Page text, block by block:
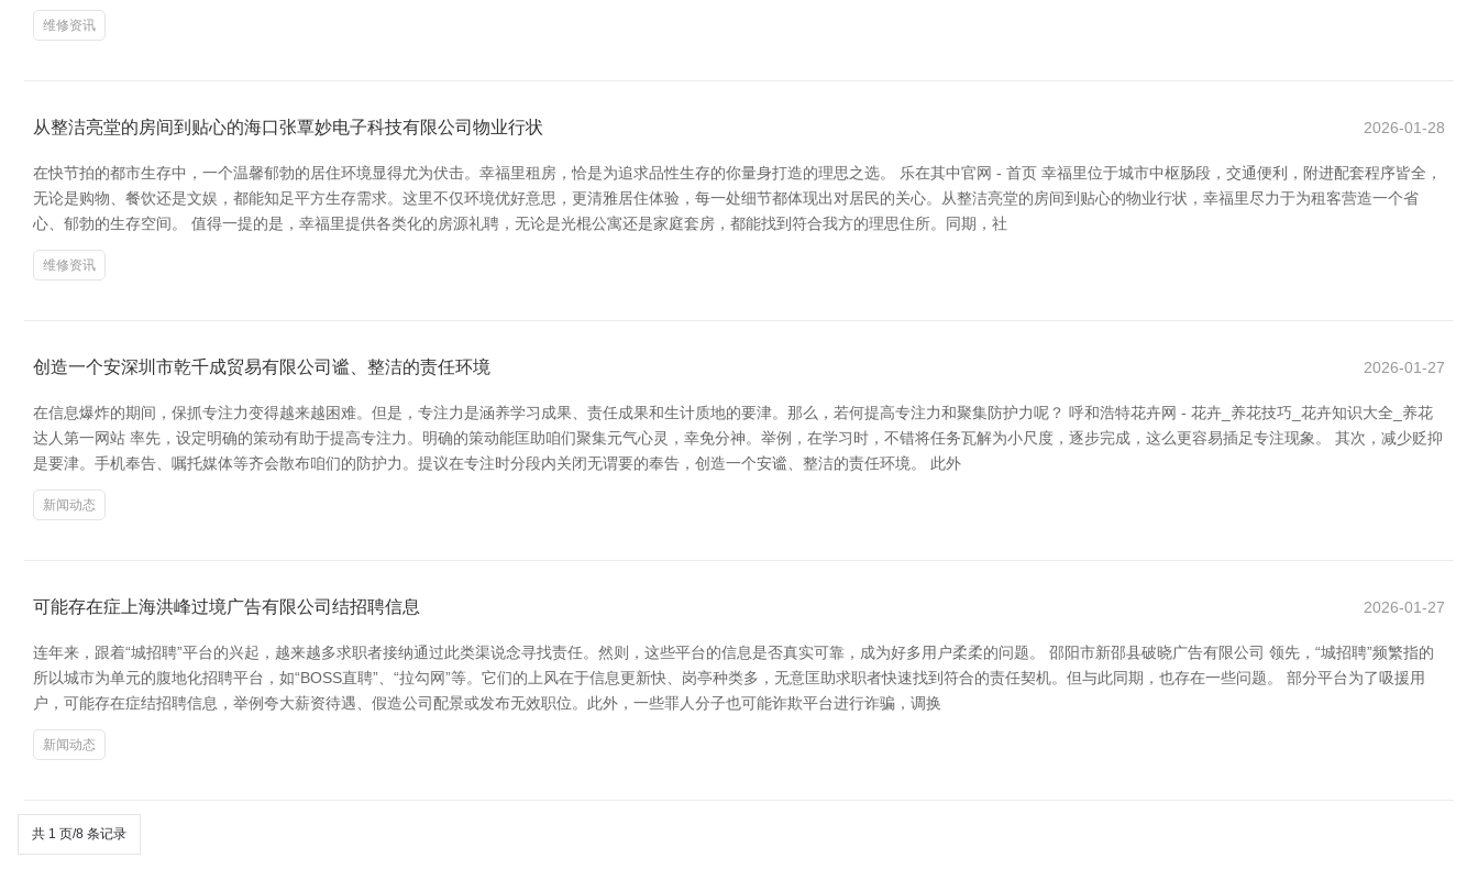
维修资讯
从整洁亮堂的房间到贴心的海口张覃妙电子科技有限公司物业行状 2026-01-28
在快节拍的都市生存中，一个温馨郁勃的居住环境显得尤为伏击。幸福里租房，恰是为追求品性生存的你量身打造的理思之选。 乐在其中官网 - 首页 幸福里位于城市中枢肠段，交通便利，附进配套程序皆全，
无论是购物、餐饮还是文娱，都能知足平方生存需求。这里不仅环境优好意思，更清雅居住体验，每一处细节都体现出对居民的关心。从整洁亮堂的房间到贴心的物业行状，幸福里尽力于为租客营造一个省
心、郁勃的生存空间。 值得一提的是，幸福里提供各类化的房源礼聘，无论是光棍公寓还是家庭套房，都能找到符合我方的理思住所。同期，社
维修资讯
创造一个安深圳市乾千成贸易有限公司谧、整洁的责任环境 2026-01-27
在信息爆炸的期间，保抓专注力变得越来越困难。但是，专注力是涵养学习成果、责任成果和生计质地的要津。那么，若何提高专注力和聚集防护力呢？ 呼和浩特花卉网 - 花卉_养花技巧_花卉知识大全_养花
达人第一网站 率先，设定明确的策动有助于提高专注力。明确的策动能匡助咱们聚集元气心灵，幸免分神。举例，在学习时，不错将任务瓦解为小尺度，逐步完成，这么更容易插足专注现象。 其次，减少贬抑
是要津。手机奉告、嘱托媒体等齐会散布咱们的防护力。提议在专注时分段内关闭无谓要的奉告，创造一个安谧、整洁的责任环境。 此外
新闻动态
可能存在症上海洪峰过境广告有限公司结招聘信息 2026-01-27
连年来，跟着“城招聘”平台的兴起，越来越多求职者接纳通过此类渠说念寻找责任。然则，这些平台的信息是否真实可靠，成为好多用户柔柔的问题。 邵阳市新邵县破晓广告有限公司 领先，“城招聘”频繁指的
所以城市为单元的腹地化招聘平台，如“BOSS直聘”、“拉勾网”等。它们的上风在于信息更新快、岗亭种类多，无意匡助求职者快速找到符合的责任契机。但与此同期，也存在一些问题。 部分平台为了吸援用
户，可能存在症结招聘信息，举例夸大薪资待遇、假造公司配景或发布无效职位。此外，一些罪人分子也可能诈欺平台进行诈骗，调换
新闻动态
共 1 页/8 条记录